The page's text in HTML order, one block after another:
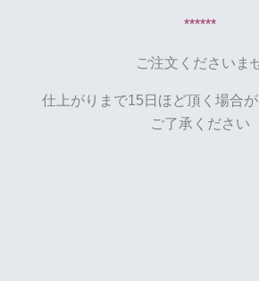
******
ご注文くださいま
仕上がりまで15日ほど頂く場合
ご了承ください